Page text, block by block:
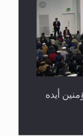
أيده